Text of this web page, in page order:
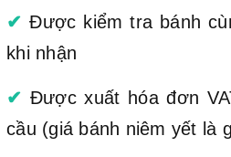
✔ Được kiểm tra bánh
khi nhận
✔ Được xuất hóa đơn
cầu (giá bánh niêm yết là